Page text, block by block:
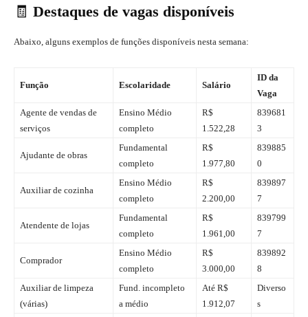
🧾 Destaques de vagas disponíveis
Abaixo, alguns exemplos de funções disponíveis nesta semana:
Função Escolaridade Salário
ID da
Vaga
Agente de vendas de
serviços
Ensino Médio
completo
R$
1.522,28
839681
3
Ajudante de obras
Fundamental
completo
R$
1.977,80
839885
0
Auxiliar de cozinha
Ensino Médio
completo
R$
2.200,00
839897
7
Atendente de lojas
Fundamental
completo
R$
1.961,00
839799
7
Comprador
Ensino Médio
completo
R$
3.000,00
839892
8
Auxiliar de limpeza
(várias)
Fund. incompleto
a médio
Até R$
1.912,07
Diverso
s